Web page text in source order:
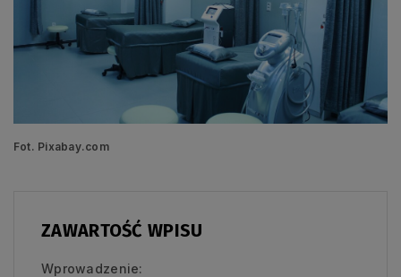
Fot. Pixabay.com
ZAWARTOŚĆ WPISU
Wprowadzenie: